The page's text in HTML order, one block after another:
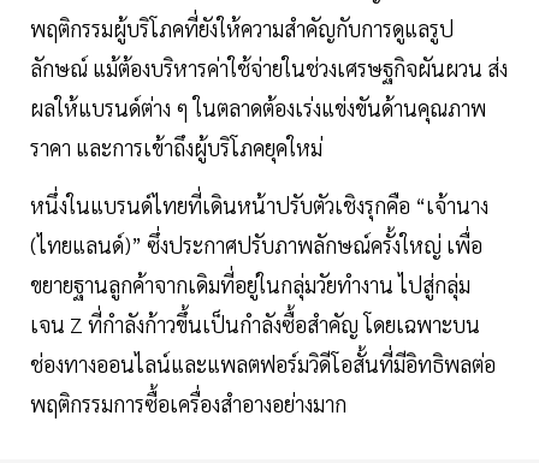
พฤติกรรมผู้บริโภคที่ยังให้ความสำคัญกับการดูแลรูป
ลักษณ์ แม้ต้องบริหารค่าใช้จ่ายในช่วงเศรษฐกิจผันผวน ส่ง
ผลให้แบรนด์ต่าง ๆ ในตลาดต้องเร่งแข่งขันด้านคุณภาพ
ราคา และการเข้าถึงผู้บริโภคยุคใหม่
หนึ่งในแบรนด์ไทยที่เดินหน้าปรับตัวเชิงรุกคือ “เจ้านาง
(ไทยแลนด์)” ซึ่งประกาศปรับภาพลักษณ์ครั้งใหญ่ เพื่อ
ขยายฐานลูกค้าจากเดิมที่อยู่ในกลุ่มวัยทำงาน ไปสู่กลุ่ม
เจน Z ที่กำลังก้าวขึ้นเป็นกำลังซื้อสำคัญ โดยเฉพาะบน
ช่องทางออนไลน์และแพลตฟอร์มวิดีโอสั้นที่มีอิทธิพลต่อ
พฤติกรรมการซื้อเครื่องสำอางอย่างมาก